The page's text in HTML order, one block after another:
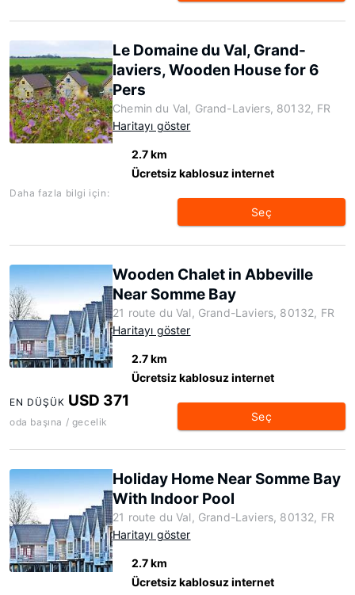
Le Domaine du Val, Grand-
laviers, Wooden House for 6
Pers
Chemin du Val, Grand-Laviers, 80132, FR
Haritayı göster
2.7 km
Ücretsiz kablosuz internet
Daha fazla bilgi için:
Seç
Wooden Chalet in Abbeville
Near Somme Bay
21 route du Val, Grand-Laviers, 80132, FR
Haritayı göster
2.7 km
Ücretsiz kablosuz internet
EN DÜŞÜK USD 371
oda başına / gecelik Seç
Holiday Home Near Somme Bay
With Indoor Pool
21 route du Val, Grand-Laviers, 80132, FR
Haritayı göster
2.7 km
Ücretsiz kablosuz internet